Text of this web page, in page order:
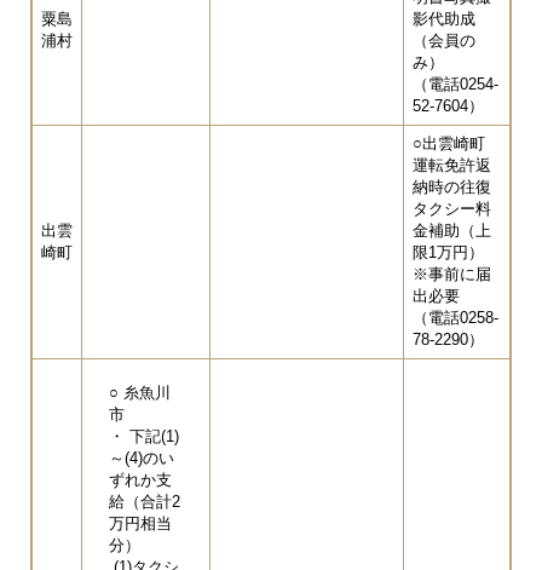
粟島
浦村
影代助成
（会員の
み）
（電話0254-
52-7604）
出雲
崎町
○出雲崎町
運転免許返
納時の往復
タクシー料
金補助（上
限1万円）
※事前に届
出必要
（電話0258-
78-2290）
​○ 糸魚川
市
・ 下記(1)
～(4)のい
ずれか支
給（合計2
万円相当
分）